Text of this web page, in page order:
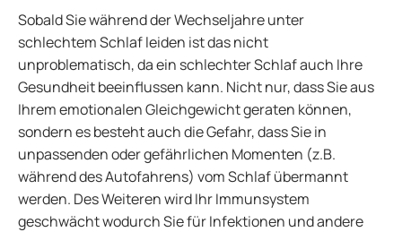
Sobald Sie während der Wechseljahre unter
schlechtem Schlaf leiden ist das nicht
unproblematisch, da ein schlechter Schlaf auch Ihre
Gesundheit beeinflussen kann. Nicht nur, dass Sie aus
Ihrem emotionalen Gleichgewicht geraten können,
sondern es besteht auch die Gefahr, dass Sie in
unpassenden oder gefährlichen Momenten (z.B.
während des Autofahrens) vom Schlaf übermannt
werden. Des Weiteren wird Ihr Immunsystem
geschwächt wodurch Sie für Infektionen und andere